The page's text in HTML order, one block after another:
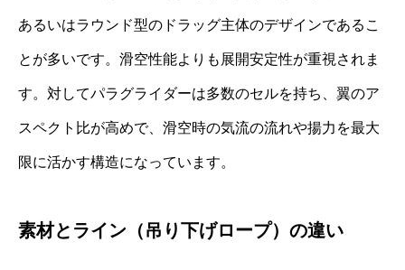
あるいはラウンド型のドラッグ主体のデザインであるこ
とが多いです。滑空性能よりも展開安定性が重視されま
す。対してパラグライダーは多数のセルを持ち、翼のア
スペクト比が高めで、滑空時の気流の流れや揚力を最大
限に活かす構造になっています。
素材とライン（吊り下げロープ）の違い